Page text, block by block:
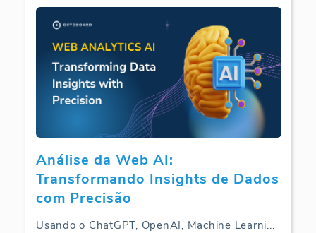
Análise da Web AI:
Transformando Insights de Dados
com Precisão
Usando o ChatGPT, OpenAI, Machine Learni...